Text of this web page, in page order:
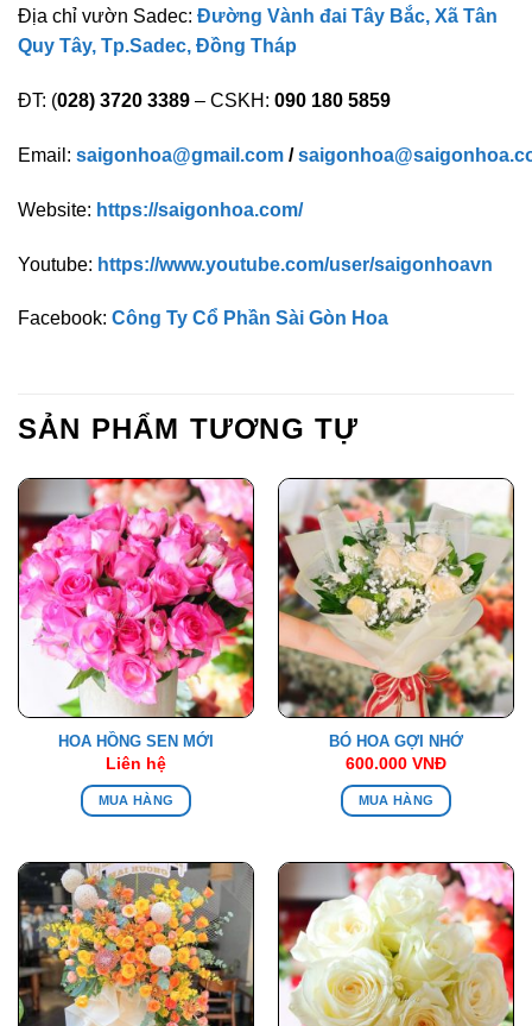
Địa chỉ vườn Sadec: Đường Vành đai Tây Bắc, Xã Tân
Quy Tây, Tp.Sadec, Đồng Tháp
ĐT: (028) 3720 3389 – CSKH: 090 180 5859
Email: saigonhoa@gmail.com /
Website: https://saigonhoa.com/
Youtube: https://www.youtube.com/user/saigonhoavn
Facebook: Công Ty Cổ Phần Sài Gòn Hoa
SẢN PHẨM TƯƠNG TỰ
HOA HỒNG SEN MỚI
Liên hệ
MUA HÀNG
BÓ HOA GỢI NHỚ
600.000 VNĐ
MUA HÀNG